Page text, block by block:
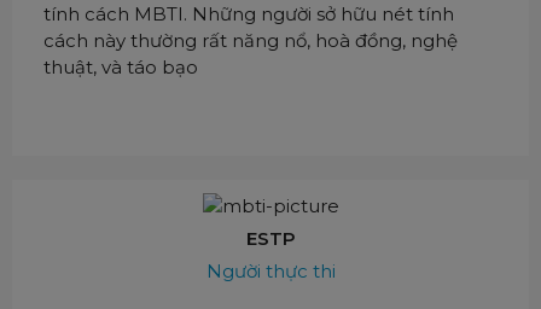
tính cách MBTI. Những người sở hữu nét tính
cách này thường rất năng nổ, hoà đồng, nghệ
thuật, và táo bạo
ESTP
Người thực thi